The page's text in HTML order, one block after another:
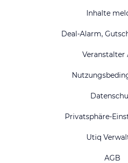
Inhalte
Deal-Alarm,
Veranstalter
Privatsphäre-
Utiq
AGB